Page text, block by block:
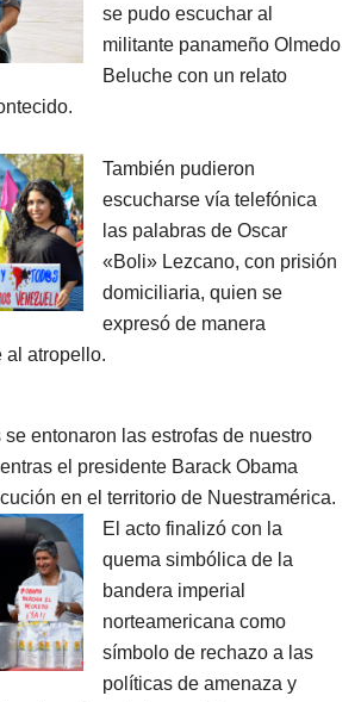
se pudo escuchar al
militante panameño Olmedo
Beluche con un relato
También pudieron
escucharse vía telefónica
las palabras de Oscar
«Boli» Lezcano, con prisión
domiciliaria, quien se
expresó de manera
al atropello.
entonaron las estrofas de nuestro
el presidente Barack Obama
en el territorio de Nuestramérica.
El acto finalizó con la
quema simbólica de la
bandera imperial
norteamericana como
símbolo de rechazo a las
políticas de amenaza y